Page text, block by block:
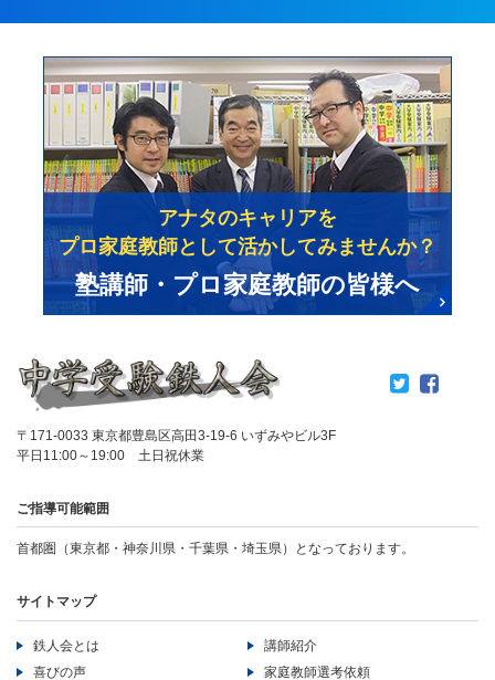
〒171-0033 東京都豊島区高田3-19-6 いずみやビル3F
平日11:00～19:00 土日祝休業
ご指導可能範囲
首都圏（東京都・神奈川県・千葉県・埼玉県）となっております。
サイトマップ
鉄人会とは
喜びの声
講師紹介
家庭教師選考依頼
アナタのキャリアを
プロ家庭教師として活かしてみませんか？
塾講師・プロ家庭教師の皆様へ